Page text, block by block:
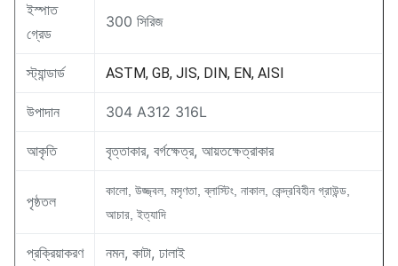
ইস্পাত
গ্রেড
300 সিরিজ
স্ট্যান্ডার্ড ASTM, GB, JIS, DIN, EN, AISI
উপাদান 304 A312 316L
আকৃতি বৃত্তাকার, বর্গক্ষেত্র, আয়তক্ষেত্রাকার
পৃষ্ঠতল
কালো, উজ্জ্বল, মসৃণতা, ব্লাস্টিং, নাকাল, কেন্দ্রবিহীন গ্রাউন্ড,
আচার, ইত্যাদি
প্রক্রিয়াকরণ নমন, কাটা, ঢালাই